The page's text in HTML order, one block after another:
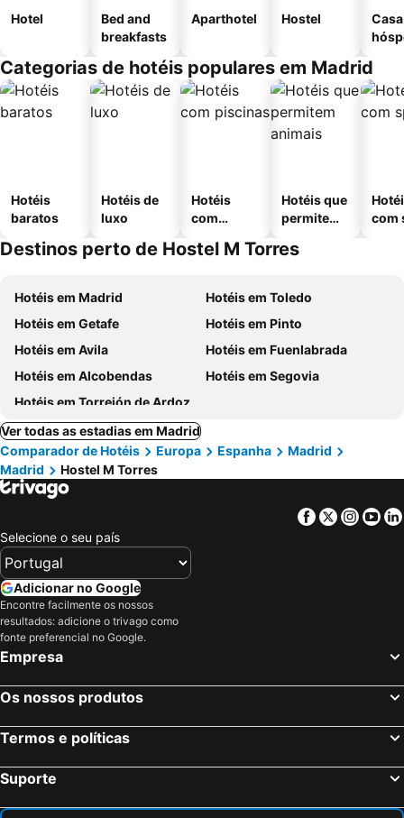
Hotel
Bed and
breakfasts
Aparthotel Hostel
Categorias de hotéis populares em Madrid
Hotéis
baratos
Hotéis de
luxo
Hotéis
com
Hotéis que
permitem
com
Destinos perto de Hostel M Torres
Hotéis em Madrid
Hotéis em Toledo
Hotéis em Getafe
Hotéis em Pinto
Hotéis em Avila
Hotéis em Fuenlabrada
Hotéis em Alcobendas
Hotéis em Segovia
Hotéis em Torrejón de Ardoz
Ver todas as estadias em Madrid
Comparador de Hotéis
Europa Espanha
Madrid
Madrid
Hostel M Torres
Facebook
Twitter
Selecione o seu país
Adicionar no Google
Encontre facilmente os nossos
resultados: adicione o trivago como
fonte preferencial no Google.
Empresa
Os nossos produtos
Termos e políticas
Suporte